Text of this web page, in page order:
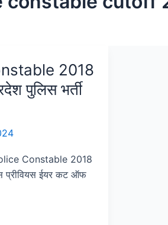
2018
पुलिस भर्ती
Constable 2018
प्रीवियस ईयर कट ऑफ